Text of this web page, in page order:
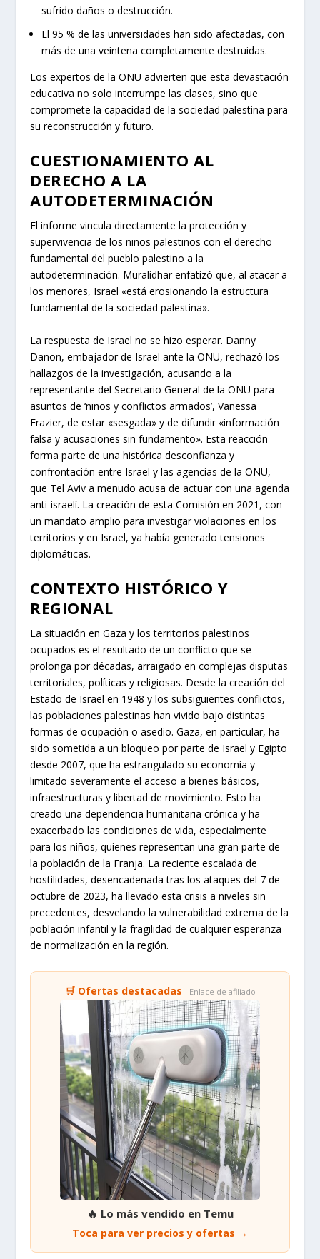
INFRAESTRUCTURA ESENCIAL
PARA NIÑOS
Uno de los aspectos más graves detallados por el
informe es la destrucción sistemática de la
infraestructura vital para la supervivencia y el desarrollo
infantil. Escuelas, universidades, hospitales y orfanatos
han sido objetivos de la ofensiva militar. Los datos
El 97 % de los centros educativos de Gaza han
sufrido daños o destrucción.
más de una veintena completamente destruidas.
Los expertos de la ONU advierten que esta devastación
educativa no solo interrumpe las clases, sino que
compromete la capacidad de la sociedad palestina para
su reconstrucción y futuro.
CUESTIONAMIENTO AL
DERECHO A LA
AUTODETERMINACIÓN
El informe vincula directamente la protección y
supervivencia de los niños palestinos con el derecho
fundamental del pueblo palestino a la
autodeterminación. Muralidhar enfatizó que, al atacar a
los menores, Israel «está erosionando la estructura
fundamental de la sociedad palestina».
La respuesta de Israel no se hizo esperar. Danny
Danon, embajador de Israel ante la ONU, rechazó los
hallazgos de la investigación, acusando a la
asuntos de ‘niños y conflictos armados’, Vanessa
Frazier, de estar «sesgada» y de difundir «información
forma parte de una histórica desconfianza y
confrontación entre Israel y las agencias de la ONU,
que Tel Aviv a menudo acusa de actuar con una agenda
anti-israelí. La creación de esta Comisión en 2021, con
un mandato amplio para investigar violaciones en los
territorios y en Israel, ya había generado tensiones
diplomáticas.
CONTEXTO HISTÓRICO Y
REGIONAL
La situación en Gaza y los territorios palestinos
ocupados es el resultado de un conflicto que se
prolonga por décadas, arraigado en complejas disputas
territoriales, políticas y religiosas. Desde la creación del
Estado de Israel en 1948 y los subsiguientes conflictos,
las poblaciones palestinas han vivido bajo distintas
formas de ocupación o asedio. Gaza, en particular, ha
sido sometida a un bloqueo por parte de Israel y Egipto
desde 2007, que ha estrangulado su economía y
creado una dependencia humanitaria crónica y ha
exacerbado las condiciones de vida, especialmente
para los niños, quienes representan una gran parte de
la población de la Franja. La reciente escalada de
hostilidades, desencadenada tras los ataques del 7 de
octubre de 2023, ha llevado esta crisis a niveles sin
precedentes, desvelando la vulnerabilidad extrema de la
población infantil y la fragilidad de cualquier esperanza
de normalización en la región.
🛒 Ofertas destacadas· Enlace de afiliado
🔥 Lo más vendido en Temu
Toca para ver precios y ofertas →